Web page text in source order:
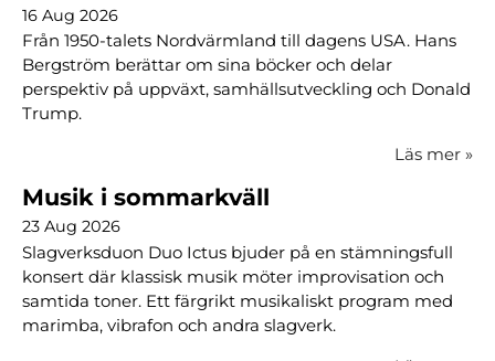
16 Aug 2026
Från 1950-talets Nordvärmland till dagens USA. Hans
Bergström berättar om sina böcker och delar
perspektiv på uppväxt, samhällsutveckling och Donald
Trump.
Läs mer »
Musik i sommarkväll
23 Aug 2026
Slagverksduon Duo Ictus bjuder på en stämningsfull
konsert där klassisk musik möter improvisation och
samtida toner. Ett färgrikt musikaliskt program med
marimba, vibrafon och andra slagverk.